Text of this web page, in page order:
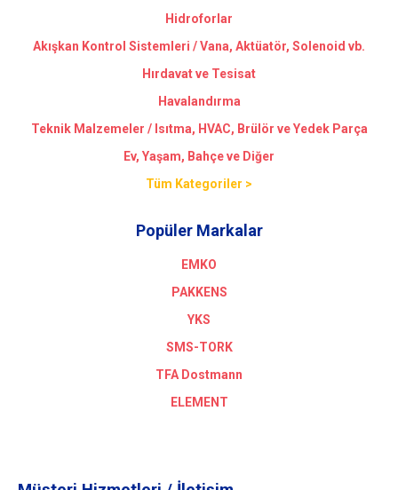
Hidroforlar
Akışkan Kontrol Sistemleri / Vana, Aktüatör, Solenoid vb.
Hırdavat ve Tesisat
Havalandırma
Teknik Malzemeler / Isıtma, HVAC, Brülör ve Yedek Parça
Ev, Yaşam, Bahçe ve Diğer
Tüm Kategoriler >
Popüler Markalar
EMKO
PAKKENS
YKS
SMS-TORK
TFA Dostmann
ELEMENT